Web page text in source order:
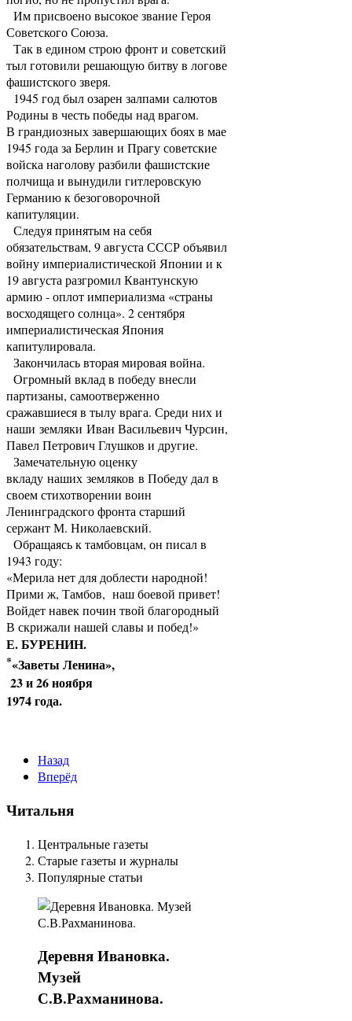
Им присвоено высокое звание Героя
Советского Союза.
Так в едином строю фронт и советский
тыл готовили решающую битву в логове
фашистского зверя.
1945 год был озарен залпами салютов
Родины в честь победы над врагом.
В грандиозных завершающих боях в мае
1945 года за Берлин и Прагу советские
войска наголову разбили фашистские
полчища и вынудили гитлеровскую
Германию к безоговорочной
капитуляции.
Следуя принятым на себя
обязательствам, 9 августа СССР объявил
войну империалистической Японии и к
19 августа разгромил Квантунскую
армию - оплот империализма «страны
восходящего солнца». 2 сентября
империалистическая Япония
капитулировала.
Закончилась вторая мировая война.
Огромный вклад в победу внесли
партизаны, самоотверженно
сражавшиеся в тылу врага. Среди них и
наши земляки Иван Васильевич Чурсин,
Павел Петрович Глушков и другие.
Замечательную оценку
вкладу наших земляков в Победу дал в
своем стихотворении воин
Ленинградского фронта старший
сержант М. Николаевский.
Обращаясь к тамбовцам, он писал в
1943 году:
«Мерила нет для доблести народной!
Прими ж, Тамбов, наш боевой привет!
Войдет навек почин твой благородный
В скрижали нашей славы и побед!»
Е. БУРЕНИН.
*«Заветы Ленина»,
23 и 26 ноября
1974 года.
Назад
Вперёд
Читальня
Центральные газеты
Старые газеты и журналы
Популярные статьи
ДеревняИвановка.
Музей
С.В.Рахманинова.